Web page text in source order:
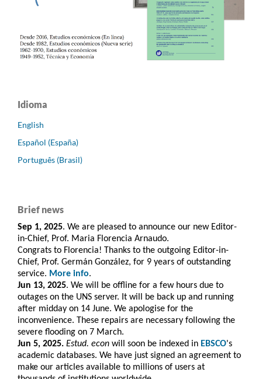
Idioma
English
Español (España)
Português (Brasil)
Brief news
Sep 1, 2025. We are pleased to announce our new Editor-
in-Chief, Prof. Maria Florencia Arnaudo.
Congrats to Florencia! Thanks to the outgoing Editor-in-
Chief, Prof. Germán González, for 9 years of outstanding
service. More info.
Jun 13, 2025. We will be offline for a few hours due to
outages on the UNS server. It will be back up and running
after midday on 14 June. We apologise for the
inconvenience. These repairs are necessary following the
severe flooding on 7 March.
Jun 5, 2025. Estud. econ will soon be indexed in EBSCO's
academic databases. We have just signed an agreement to
make our articles available to millions of users at